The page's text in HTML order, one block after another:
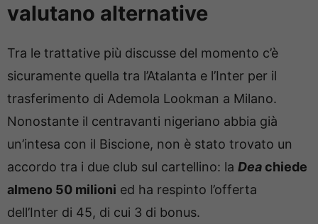
valutano alternative
Tra le trattative più discusse del momento c’è
sicuramente quella tra l’Atalanta e l’Inter per il
trasferimento di Ademola Lookman a Milano.
Nonostante il centravanti nigeriano abbia già
un’intesa con il Biscione, non è stato trovato un
accordo tra i due club sul cartellino: la Dea chiede
almeno 50 milioni ed ha respinto l’offerta
dell’Inter di 45, di cui 3 di bonus.